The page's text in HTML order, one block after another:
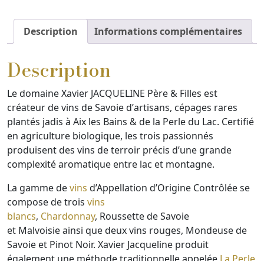
Description Informations complémentaires
Description
Le domaine Xavier JACQUELINE Père & Filles est
créateur de vins de Savoie dʼartisans, cépages rares
plantés jadis à Aix les Bains & de la Perle du Lac. Certifié
en agriculture biologique, les trois passionnés
produisent des vins de terroir précis d’une grande
complexité aromatique entre lac et montagne.
La gamme devins d’Appellation d’Origine Contrôlée se
compose de trois vins
blancs, Chardonnay, Roussette de Savoie
et Malvoisie ainsi que deux vins rouges, Mondeuse de
Savoie et Pinot Noir. Xavier Jacqueline produit
également une méthode traditionnelle appelée La Perle